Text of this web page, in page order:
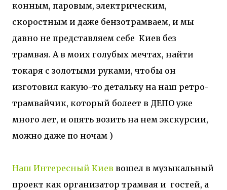
конным, паровым, электрическим,
скоростным и даже бензотрамваем, и мы
давно не представляем себе Киев без
трамвая. А в моих голубых мечтах, найти
токаря с золотыми руками, чтобы он
изготовил какую-то детальку на наш ретро-
трамвайчик, который болеет в ДЕПО уже
много лет, и опять возить на нем экскурсии,
можно даже по ночам )
Наш Интересный Киев вошел в музыкальный
проект как организатор трамвая и гостей, а